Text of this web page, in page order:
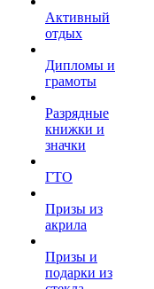
Активный
отдых
Дипломы и
грамоты
Разрядные
книжки и
значки
ГТО
Призы из
акрила
Призы и
подарки из